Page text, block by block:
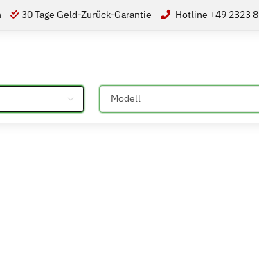
30 Tage Geld-Zurück-Garantie Hotline +49 2323
Bitte auswählen